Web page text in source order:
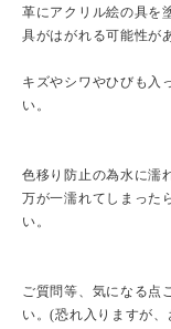
革にアクリル絵の具を
具がはがれる可能性が
キズやシワやひびも入
い。
色移り防止の為水に濡
万が一濡れてしまった
い。
ご質問等、気になる点
い。(恐れ入りますが